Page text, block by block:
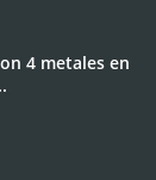
4 metales en